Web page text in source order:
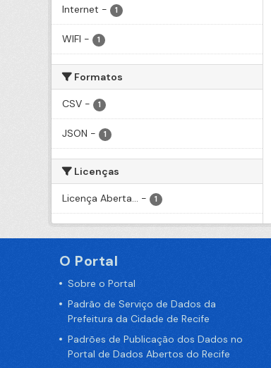
Internet - 1
WIFI - 1
Formatos
CSV - 1
JSON - 1
Licenças
Licença Aberta... - 1
O Portal
Sobre o Portal
Padrão de Serviço de Dados da
Prefeitura da Cidade de Recife
Padrões de Publicação dos Dados no
Portal de Dados Abertos do Recife